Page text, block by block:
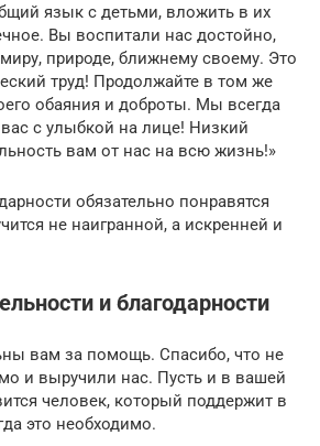
язык с детьми, вложить в их
Вы воспитали нас достойно,
природе, ближнему своему. Это
труд! Продолжайте в том же
обаяния и доброты. Мы всегда
с улыбкой на лице! Низкий
вам от нас на всю жизнь!»
обязательно понравятся
не наигранной, а искренней и
и благодарности
вам за помощь. Спасибо, что не
и выручили нас. Пусть и в вашей
человек, который поддержит в
это необходимо.